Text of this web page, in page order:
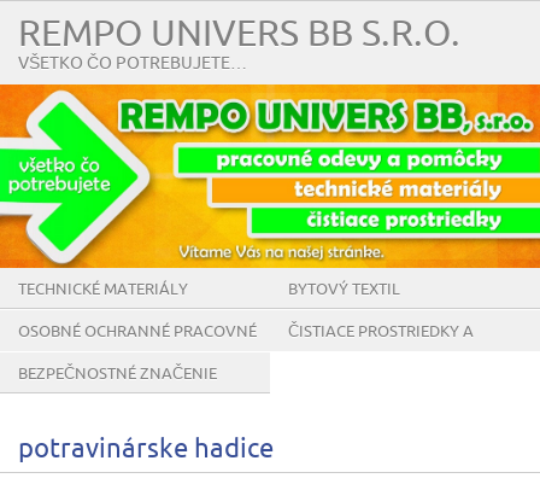
REMPO UNIVERS BB S.R.O.
VŠETKO ČO POTREBUJETE…
TECHNICKÉ MATERIÁLY BYTOVÝ TEXTIL
OSOBNÉ OCHRANNÉ PRACOVNÉ
POMÔCKY
ČISTIACE PROSTRIEDKY A
BEZPEČNOSTNÉ ZNAČENIE
potravinárske hadice